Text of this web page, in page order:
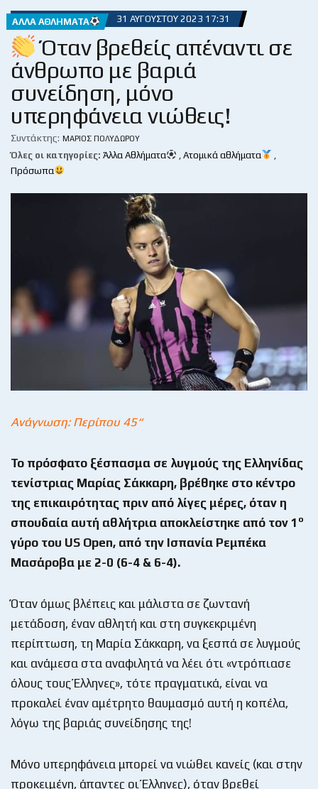
ΆΛΛΑ ΑΘΛΉΜΑΤΑ 31 ΑΥΓΟΎΣΤΟΥ 2023 17:31
Όταν βρεθείς απέναντι σε
άνθρωπο με βαριά
συνείδηση, μόνο
υπερηφάνεια νιώθεις!
Συντάκτης: ΜΆΡΙΟΣ ΠΟΛΥΔΏΡΟΥ
Όλες οι κατηγορίες: Άλλα Αθλήματα Ατομικά αθλήματα
Πρόσωπα
Ανάγνωση: Περίπου 45“
Το πρόσφατο ξέσπασμα σε λυγμούς της Ελληνίδας
τενίστριας Μαρίας Σάκκαρη, βρέθηκε στο κέντρο
της επικαιρότητας πριν από λίγες μέρες, όταν η
σπουδαία αυτή αθλήτρια αποκλείστηκε από τον 1 ο
γύρο του US Open, από την Ισπανία Ρεμπέκα
Μασάροβα με 2-0 (6-4 & 6-4).
Όταν όμως βλέπεις και μάλιστα σε ζωντανή
μετάδοση, έναν αθλητή και στη συγκεκριμένη
περίπτωση, τη Μαρία Σάκκαρη, να ξεσπά σε λυγμούς
και ανάμεσα στα αναφιλητά να λέει ότι «ντρόπιασε
όλους τους Έλληνες», τότε πραγματικά, είναι να
προκαλεί έναν αμέτρητο θαυμασμό αυτή η κοπέλα,
λόγω της βαριάς συνείδησης της!
Μόνο υπερηφάνεια μπορεί να νιώθει κανείς (και στην
προκειμένη, άπαντες οι Έλληνες), όταν βρεθεί